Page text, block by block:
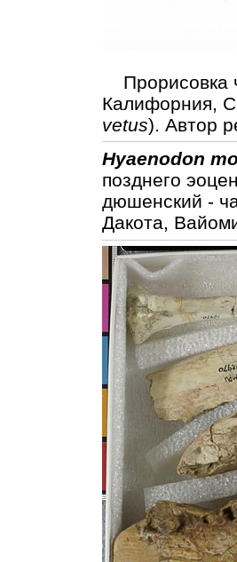
Прорисовка
Калифорния,
vetus). Автор
Hyaenodon
позднего
дюшенский -
Дакота,